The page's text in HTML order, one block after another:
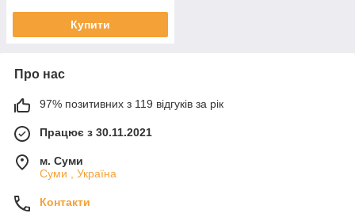
Купити
Про нас
97% позитивних з 119 відгуків за рік
Працює з 30.11.2021
м. Суми
Суми , Україна
Контакти